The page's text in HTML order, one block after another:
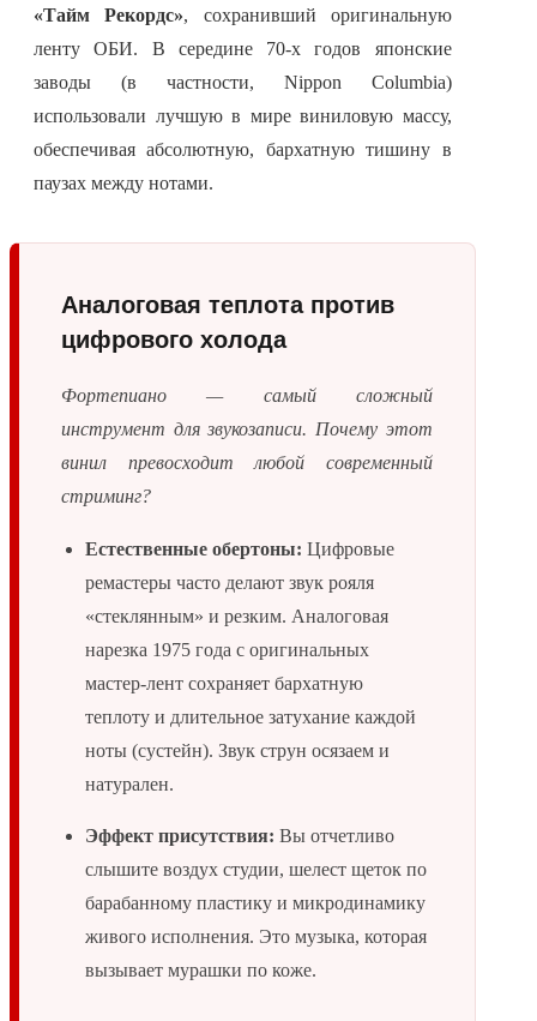
«Тайм Рекордс», сохранивший оригинальную
ленту ОБИ. В середине 70-х годов японские
заводы (в частности, Nippon Columbia)
использовали лучшую в мире виниловую массу,
обеспечивая абсолютную, бархатную тишину в
паузах между нотами.
Аналоговая теплота против
цифрового холода
Фортепиано — самый сложный
инструмент для звукозаписи. Почему этот
винил превосходит любой современный
стриминг?
Естественные обертоны: Цифровые
ремастеры часто делают звук рояля
«стеклянным» и резким. Аналоговая
нарезка 1975 года с оригинальных
мастер-лент сохраняет бархатную
теплоту и длительное затухание каждой
ноты (сустейн). Звук струн осязаем и
натурален.
Эффект присутствия: Вы отчетливо
слышите воздух студии, шелест щеток по
барабанному пластику и микродинамику
живого исполнения. Это музыка, которая
вызывает мурашки по коже.